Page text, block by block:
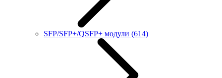
SFP/SFP+/QSFP+ модули (614)